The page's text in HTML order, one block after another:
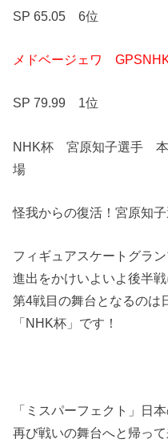
SP 65.05 6位
メドベージェワ
SP 79.99 1位
NHK杯 宮原知子選手
場
怪我からの復活！宮原知
フィギュアスケートグラ
進出をかけいよいよ後半戦
第4戦目の舞台となるのは
「NHK杯」です！
「ミスパーフェクト」日
再び戦いの舞台へと帰って